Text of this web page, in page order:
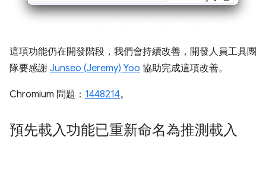
這項功能仍在開發階段，我們會持續改善，開發人員工具團
隊要感謝 Junseo (Jeremy) Yoo 協助完成這項改善。
Chromium 問題： 1448214。
預先載入功能已重新命名為推測載入